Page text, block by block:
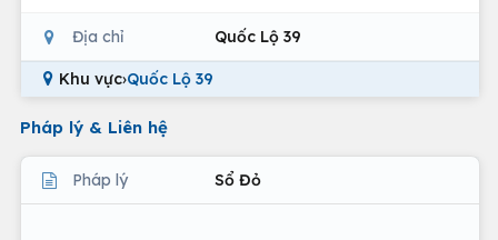
Địa chỉ Quốc Lộ 39
Khu vực›Quốc Lộ 39
Pháp lý & Liên hệ
Pháp lý Sổ Đỏ